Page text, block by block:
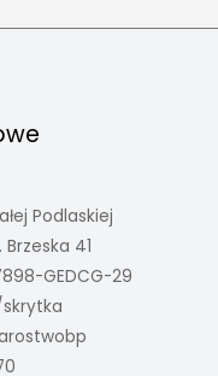
Podlaskiej
Brzeska 41
GEDCG-29